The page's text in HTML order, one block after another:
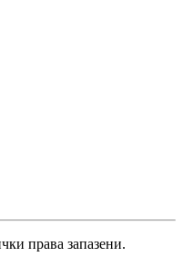
права запазени.